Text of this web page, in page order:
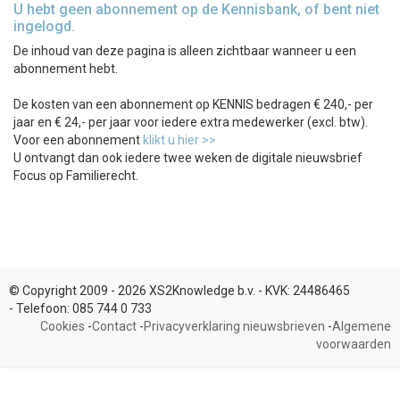
U hebt geen abonnement op de Kennisbank, of bent niet
ingelogd.
De inhoud van deze pagina is alleen zichtbaar wanneer u een
abonnement hebt.
De kosten van een abonnement op KENNIS bedragen € 240,- per
jaar en € 24,- per jaar voor iedere extra medewerker (excl. btw).
Voor een abonnement klikt u hier >>
U ontvangt dan ook iedere twee weken de digitale nieuwsbrief
Focus op Familierecht.
© Copyright 2009 - 2026 XS2Knowledge b.v. - KVK: 24486465
- Telefoon: 085 744 0 733
Cookies -Contact -Privacyverklaring nieuwsbrieven -Algemene
voorwaarden